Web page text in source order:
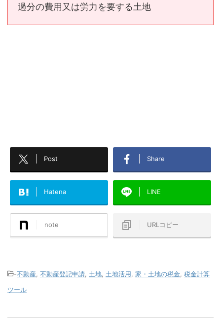
過分の費用又は労力を要する土地
Post Share
Hatena LINE
note URLコピー
-不動産 不動産登記申請 土地 土地活用 家・土地の税金 税金計算
ツール